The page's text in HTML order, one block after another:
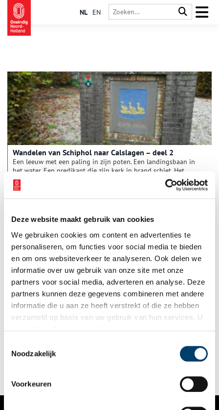
Deze website maakt gebruik van cookies
We gebruiken cookies om content en advertenties te
personaliseren, om functies voor social media te bieden
en om ons websiteverkeer te analyseren. Ook delen we
informatie over uw gebruik van onze site met onze
partners voor social media, adverteren en analyse. Deze
partners kunnen deze gegevens combineren met andere
informatie die u aan ze heeft verstrekt of die ze hebben
verzameld op basis van uw gebruik van hun services. U
Noodzakelijk
Voorkeuren
NL EN
Wandelen van Schiphol naar Calslagen – deel 2
Een leeuw met een paling in zijn poten. Een landingsbaan in
het water. Een predikant die zijn kerk in brand schiet. Het
wordt een boeiend tochtje vandaag. De vraag is wat
Vrouwentroost te maken heeft met Napoleon. En: Gooide een
boze Wim Kan echt zijn lintje in de plas?
Varen en vissen op de Westeinder
Aalsmeer is bekend als watersportcentrum. Maar wist je dat in
de plassen een meerval zwemt, een joekel van wel twee meter